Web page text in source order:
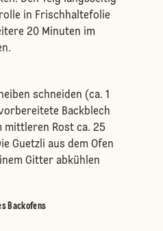
in Frischhaltefolie
20 Minuten im
schneiden (ca. 1
Backblech
mittleren Rost ca. 25
Guetzli aus dem Ofen
Gitter abkühlen
Backofens